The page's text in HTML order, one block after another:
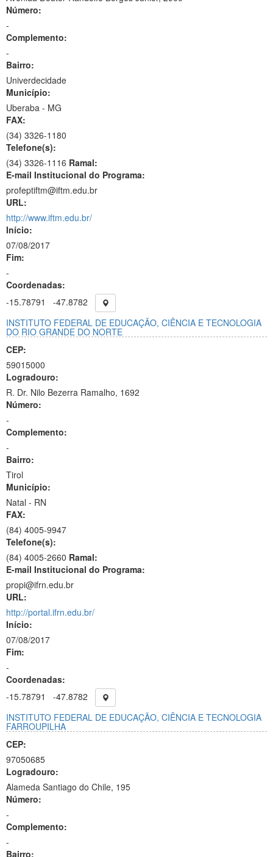
Número:
-
Complemento:
-
Bairro:
Univerdecidade
Município:
Uberaba - MG
FAX:
(34) 3326-1180
Telefone(s):
(34) 3326-1116 Ramal:
E-mail Institucional do Programa:
profeptiftm@iftm.edu.br
URL:
http://www.iftm.edu.br/
Início:
07/08/2017
Fim:
-
Coordenadas:
-15.78791
-47.8782
INSTITUTO FEDERAL DE EDUCAÇÃO, CIÊNCIA E TECNOLOGIA
DO RIO GRANDE DO NORTE
CEP:
59015000
Logradouro:
R. Dr. Nilo Bezerra Ramalho, 1692
Número:
-
Complemento:
-
Bairro:
Tirol
Município:
Natal - RN
FAX:
(84) 4005-9947
Telefone(s):
(84) 4005-2660 Ramal:
E-mail Institucional do Programa:
propi@ifrn.edu.br
URL:
http://portal.ifrn.edu.br/
Início:
07/08/2017
Fim:
-
Coordenadas:
-15.78791
-47.8782
INSTITUTO FEDERAL DE EDUCAÇÃO, CIÊNCIA E TECNOLOGIA
FARROUPILHA
CEP:
97050685
Logradouro:
Alameda Santiago do Chile, 195
Número:
-
Complemento:
-
Bairro: